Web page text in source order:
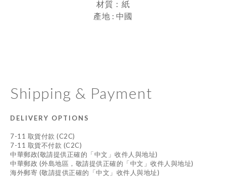
材質：紙
產地 : 中國
Shipping & Payment
DELIVERY OPTIONS
7-11 取貨付款 (C2C)
7-11 取貨不付款 (C2C)
中華郵政(敬請提供正確的「中文」收件人與地址)
中華郵政 (外島地區，敬請提供正確的「中文」收件人與地址)
海外郵寄 (敬請提供正確的「中文」收件人與地址)